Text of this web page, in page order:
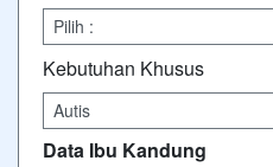
Kebutuhan Khusus
Data Ibu Kandung